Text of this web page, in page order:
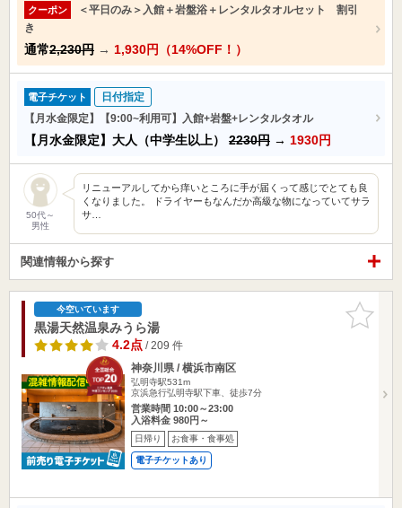
クーポン
＜平日のみ＞入館＋岩盤浴＋レンタルタオルセット 割引
き
通常2,230円 → 1,930円（14%OFF！）
電子チケット
日付指定
【月水金限定】【9:00~利用可】入館+岩盤+レンタルタオル
【月水金限定】大人（中学生以上） 2230円 → 1930円
50代～
男性
リニューアルしてから痒いところに手が届くって感じでとても良
くなりました。 ドライヤーもなんだか高級な物になっていてサラ
サ…
関連情報から探す
お気に入
りに追加
今空いています
黒湯天然温泉みうら湯
4.2点/ 209 件
神奈川県 / 横浜市南区
弘明寺駅531m
京浜急行弘明寺駅下車、徒歩7分
営業時間 10:00～23:00
入浴料金 980円～
日帰り お食事・食事処
電子チケットあり